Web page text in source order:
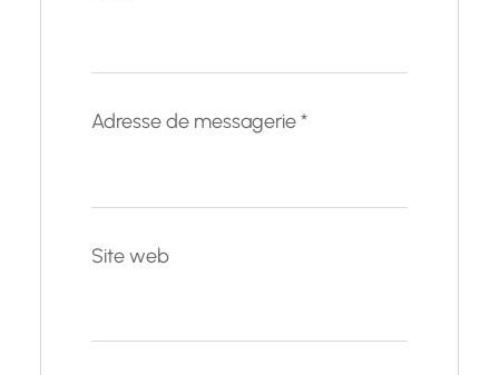
Adresse de messagerie*
Site web